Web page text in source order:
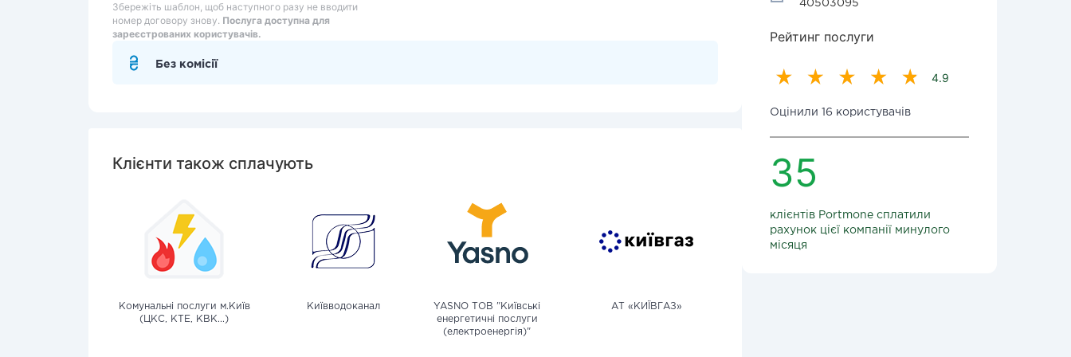
Збережіть шаблон, щоб наступного разу не вводити
номер договору знову. Послуга доступна для
зареєстрованих користувачів.
Без комісії
Клієнти також сплачують
Комунальні послуги м.Київ
(ЦКС, КТЕ, КВК...)
Київводоканал
YASNO ТОВ "Київські
енергетичні послуги
(електроенергія)"
АТ «КИЇВГАЗ»
40503095
Рейтинг послуги
4.9
Оцінили 16 користувачів
35
клієнтів Portmone сплатили
рахунок цієї компанії минулого
місяця